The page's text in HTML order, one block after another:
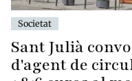
Societat
Sant Julià
d'agent de